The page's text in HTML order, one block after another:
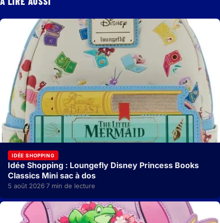
IDÉE SHOPPING
Idée Shopping : Loungefly Disney Princess Books
Classics Mini sac à dos
5 août 2026·7 min de lecture